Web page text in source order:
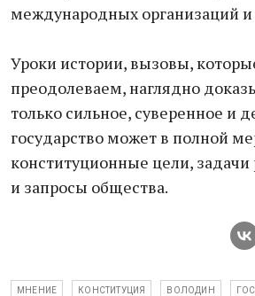
международных организаций и
Уроки истории, вызовы,
преодолеваем, наглядно
только сильное, суверенное и
государство может в полной
конституционные цели, задачи
и запросы общества.
МНЕНИЕ КОНСТИТУЦИЯ ВОЛОДИН